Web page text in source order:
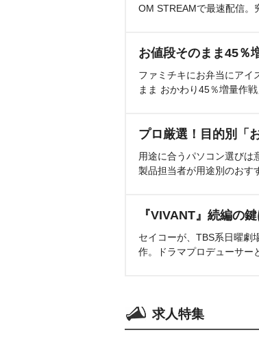
OM STREAMで最速配信。
お値段そのまま45％
ファミチキにお弁当にアイ
まま おかわり45％増量作
プロ厳選！目的別「
用途に合うパソコン選びは
製品担当者が用途別のおす
『VIVANT』続編の
セイコーが、TBS系日曜劇
作。ドラマプロデューサー
求人特集